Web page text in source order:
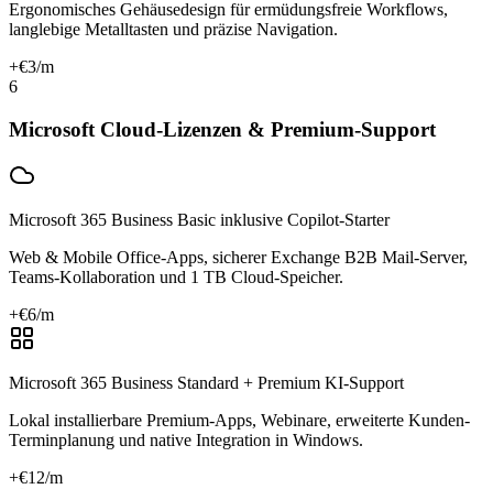
Ergonomisches Gehäusedesign für ermüdungsfreie Workflows,
langlebige Metalltasten und präzise Navigation.
+€3/m
6
Microsoft Cloud-Lizenzen & Premium-Support
Microsoft 365 Business Basic inklusive Copilot-Starter
Web & Mobile Office-Apps, sicherer Exchange B2B Mail-Server,
Teams-Kollaboration und 1 TB Cloud-Speicher.
+€6/m
Microsoft 365 Business Standard + Premium KI-Support
Lokal installierbare Premium-Apps, Webinare, erweiterte Kunden-
Terminplanung und native Integration in Windows.
+€12/m